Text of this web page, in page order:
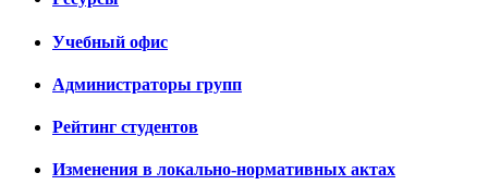
Учебный офис
Администраторы групп
Рейтинг студентов
Изменения в локально-нормативных актах